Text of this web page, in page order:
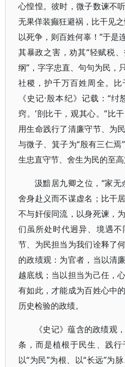
心惶惶。彼时，微子数谏不
无果佯装癫狂避祸，比干见
以死争，则百姓何辜！”于是
其暴政之害，劝其“轻赋税
纲”，字字忠直、句句为民，
社稷，护千万百姓周全。比
《史记·殷本纪》记载：“
窍。’剖比干，观其心。”比
用生命践行了清廉守节、为
与微子、箕子为“殷有三仁
生忠直守节、舍生为民的至高
汲黯居九卿之位，“家无
舍身赴义而不谋虚名；比干
不与奸佞同流，以身死谏，
们虽所处时代迥异、境遇
节、为民担当为我们诠释了
的政绩观：为官者，当以清
越底线；当以担当为己任，
有如此，才能成为百姓心中
历史检验的政绩。
《史记》蕴含的政绩观
条，而是植根于民生、践
以“为民”为根、以“长远”为